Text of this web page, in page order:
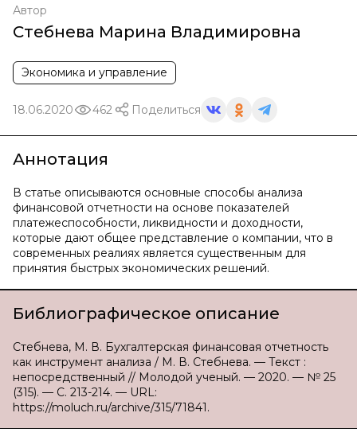
Автор
Стебнева Марина Владимировна
Экономика и управление
18.06.2020 462 Поделиться
Аннотация
В статье описываются основные способы анализа
финансовой отчетности на основе показателей
платежеспособности, ликвидности и доходности,
которые дают общее представление о компании, что в
современных реалиях является существенным для
принятия быстрых экономических решений.
Библиографическое описание
Стебнева, М. В. Бухгалтерская финансовая отчетность
как инструмент анализа / М. В. Стебнева. — Текст :
непосредственный // Молодой ученый. — 2020. — № 25
(315). — С. 213-214. — URL:
https://moluch.ru/archive/315/71841.